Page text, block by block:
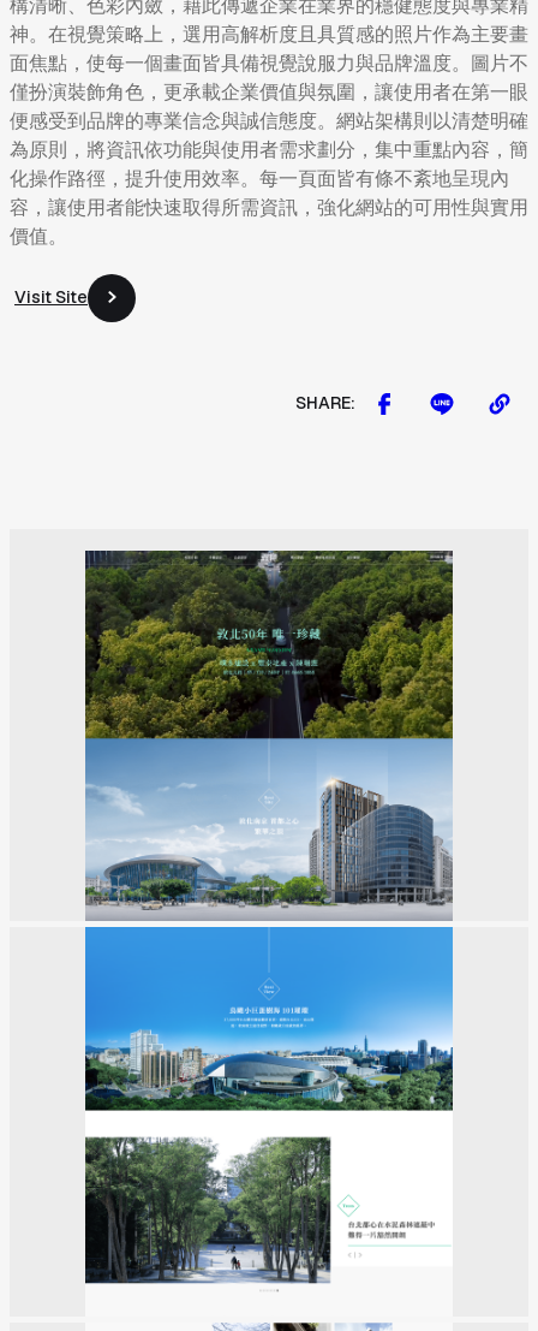
神。在視覺策略上，選用高解析度且具質感的照片作為主要畫
面焦點，使每一個畫面皆具備視覺說服力與品牌溫度。圖片不
僅扮演裝飾角色，更承載企業價值與氛圍，讓使用者在第一眼
便感受到品牌的專業信念與誠信態度。網站架構則以清楚明確
為原則，將資訊依功能與使用者需求劃分，集中重點內容，簡
化操作路徑，提升使用效率。每一頁面皆有條不紊地呈現內
容，讓使用者能快速取得所需資訊，強化網站的可用性與實用
價值。
Visit Site
SHARE: